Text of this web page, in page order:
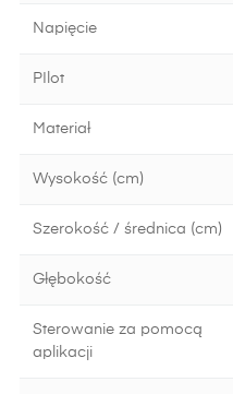
Napięcie
PIlot
Materiał
Wysokość (cm)
Szerokość / średnica (cm)
Głębokość
Sterowanie za pomocą
aplikacji